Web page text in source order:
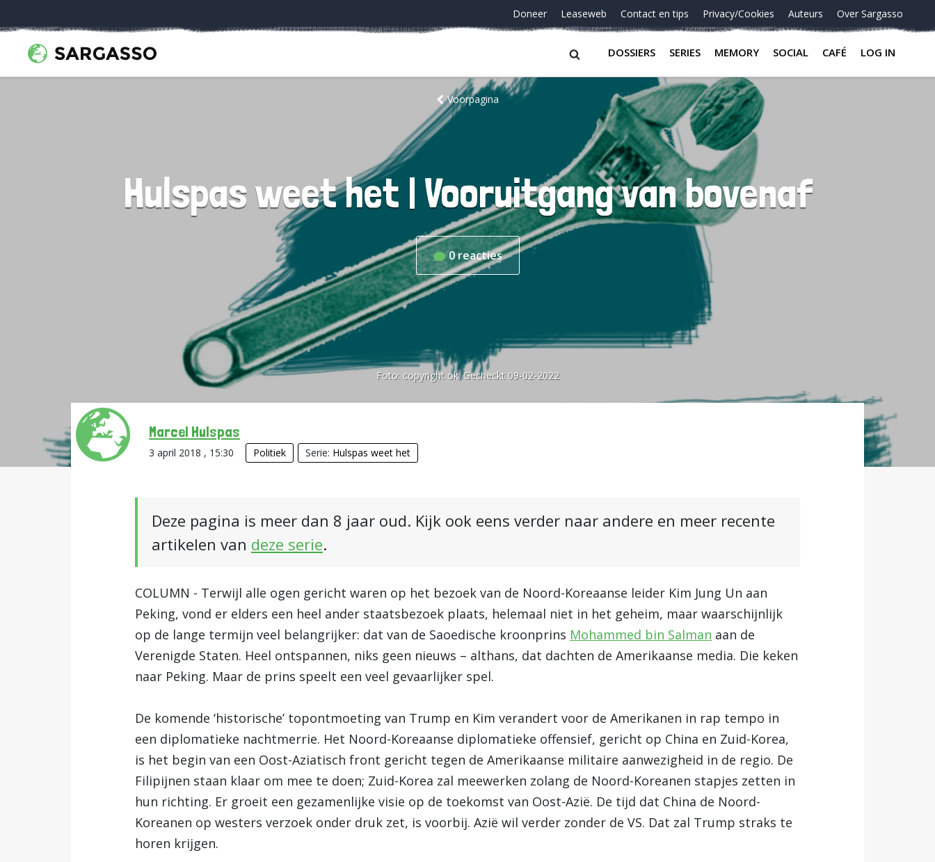
Doneer Leaseweb Contact en tips Privacy/Cookies Auteurs Over Sargasso
DOSSIERS SERIES MEMORY SOCIAL CAFÉ LOG IN
Voorpagina
Hulspas weet het | Vooruitgang van bovenaf
0reacties
Foto: copyright ok. Gecheckt 09-02-2022
Marcel Hulspas
3 april 2018 , 15:30 Politiek Serie: Hulspas weet het
Deze pagina is meer dan 8 jaar oud. Kijk ook eens verder naar andere en meer recente
artikelen van deze serie.
COLUMN - Terwijl alle ogen gericht waren op het bezoek van de Noord-Koreaanse leider Kim Jung Un aan
Peking, vond er elders een heel ander staatsbezoek plaats, helemaal niet in het geheim, maar waarschijnlijk
op de lange termijn veel belangrijker: dat van de Saoedische kroonprins Mohammed bin Salman aan de
Verenigde Staten. Heel ontspannen, niks geen nieuws – althans, dat dachten de Amerikaanse media. Die keken
naar Peking. Maar de prins speelt een veel gevaarlijker spel.
De komende ‘historische’ topontmoeting van Trump en Kim verandert voor de Amerikanen in rap tempo in
een diplomatieke nachtmerrie. Het Noord-Koreaanse diplomatieke offensief, gericht op China en Zuid-Korea,
is het begin van een Oost-Aziatisch front gericht tegen de Amerikaanse militaire aanwezigheid in de regio. De
Filipijnen staan klaar om mee te doen; Zuid-Korea zal meewerken zolang de Noord-Koreanen stapjes zetten in
hun richting. Er groeit een gezamenlijke visie op de toekomst van Oost-Azië. De tijd dat China de Noord-
Koreanen op westers verzoek onder druk zet, is voorbij. Azië wil verder zonder de VS. Dat zal Trump straks te
horen krijgen.